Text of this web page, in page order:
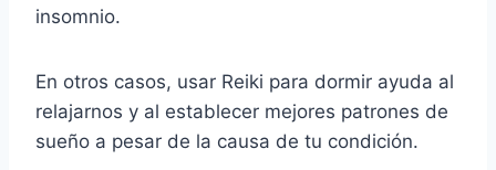
insomnio.
En otros casos, usar Reiki para dormir ayuda al
relajarnos y al establecer mejores patrones de
sueño a pesar de la causa de tu condición.